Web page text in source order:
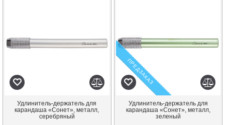
Удлинитель-держатель для
карандаша «Сонет», металл,
серебряный
ПРЕДЗАКАЗ
Удлинитель-держатель для
карандаша «Сонет», металл,
зеленый